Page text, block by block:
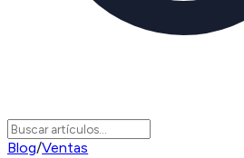
Blog/Ventas